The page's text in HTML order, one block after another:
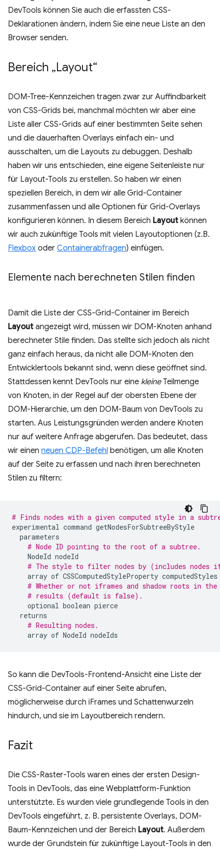
DevTools können Sie auch die erfassten CSS-
Deklarationen ändern, indem Sie eine neue Liste an den
Browser senden.
Bereich „Layout“
DOM-Tree-Kennzeichen tragen zwar zur Auffindbarkeit
von CSS-Grids bei, manchmal möchten wir aber eine
Liste aller CSS-Grids auf einer bestimmten Seite sehen
und die dauerhaften Overlays einfach ein- und
ausschalten, um die Layouts zu debuggen. Deshalb
haben wir uns entschieden, eine eigene Seitenleiste nur
für Layout-Tools zu erstellen. So haben wir einen
speziellen Bereich, in dem wir alle Grid-Container
zusammenfassen und alle Optionen für Grid-Overlays
konfigurieren können. In diesem Bereich Layout können
wir auch zukünftige Tools mit vielen Layoutoptionen (z.B.
Flexbox oder Containerabfragen) einfügen.
Elemente nach berechneten Stilen finden
Damit die Liste der CSS-Grid-Container im Bereich
Layout angezeigt wird, müssen wir DOM-Knoten anhand
berechneter Stile finden. Das stellte sich jedoch als nicht
ganz einfach heraus, da nicht alle DOM-Knoten den
Entwicklertools bekannt sind, wenn diese geöffnet sind.
Stattdessen kennt DevTools nur eine kleineTeilmenge
von Knoten, in der Regel auf der obersten Ebene der
DOM-Hierarchie, um den DOM-Baum von DevTools zu
starten. Aus Leistungsgründen werden andere Knoten
nur auf weitere Anfrage abgerufen. Das bedeutet, dass
wir einen neuen CDP-Befehl benötigen, um alle Knoten
auf der Seite zu erfassen und nach ihren berechneten
Stilen zu filtern:
# Finds nodes with a given computed style in a
experimental command getNodesForSubtreeByStyle
parameters
# Node ID pointing to the root of a subtree.
NodeId nodeId
# The style to filter nodes by (includes nodes
array of CSSComputedStyleProperty computedStyles
# Whether or not iframes and shadow roots in
# results (default is false).
optional boolean pierce
returns
# Resulting nodes.
array of NodeId nodeIds
So kann die DevTools-Frontend-Ansicht eine Liste der
CSS-Grid-Container auf einer Seite abrufen,
möglicherweise durch iFrames und Schattenwurzeln
hindurch, und sie im Layoutbereich rendern.
Fazit
Die CSS-Raster-Tools waren eines der ersten Design-
Tools in DevTools, das eine Webplattform-Funktion
unterstützte. Es wurden viele grundlegende Tools in den
DevTools eingeführt, z. B. persistente Overlays, DOM-
Baum-Kennzeichen und der Bereich Layout. Außerdem
wurde der Grundstein für zukünftige Layout-Tools in den